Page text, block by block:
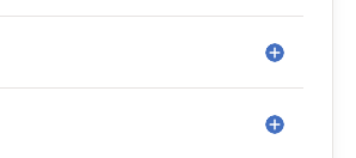
組みとして、最初のご面談から決
に至るまで、【すべてのプロセ
である私が責任を持って直接対応